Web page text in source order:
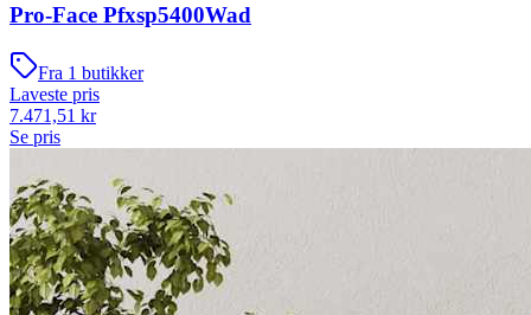
Pro-Face Pfxsp5400Wad
Fra 1 butikker
Laveste pris
7.471,51 kr
Se pris